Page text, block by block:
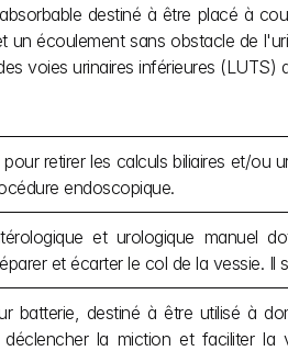
destiné à être placé à
un écoulement sans obstacle de
voies urinaires inférieures (LUTS)
retirer les calculs biliaires et/ou
endoscopique.
et urologique manuel
et écarter le col de la vessie. Il
batterie, destiné à être utilisé à
la miction et faciliter la